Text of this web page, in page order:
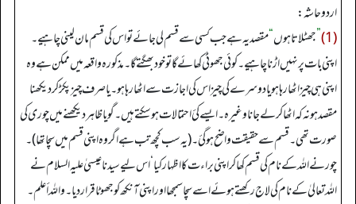
اردو حاشہ:
(1)
”جھٹلاتا ہوں“مقصد یہ ہے جب کسی سے قسم لی جائے تو اس کی قسم مان لینی چاہیے۔
اپنی بات پر نہیں اڑنا چاہیے۔ کوئی جھوٹی کھائے گا تو خود بھگتے گا۔ مذکورہ واقعہ میں ممکن ہے وہ
اپنی ہی چیز اٹھا رہا ہو یا دوسرے کی چیز اس کی اجازت سے اٹھا رہا ہو۔ یا صرف چیز پکڑ کر دیکھنا
مقصد ہو نہ کہ اٹھا کر لے جانا وغیرہ۔ ایسے كئ احتمالات ہوسکتے ہیں۔ گویا ظاہر دیکھنے میں چوری کی
صورت تھی۔ قسم سے حقیقت واضح ہو گئ۔ (یہ سب کچھ تب ہے اگر وہ اپنی قسم میں سچا تھا)۔
چور نے اللہ کے نام کی قسم کھا کر اپنی براءت کا اظہار کیا‘ اس لیے سیدناعیسیٰ علیہ السلام نے
اللہ تعالیٰ کے نام کی لاج رکھتے ہوئے اسے سچا سمجھا اور اپنی آنکھ کو جھوٹا قراردیا۔ واللہ أعلم۔